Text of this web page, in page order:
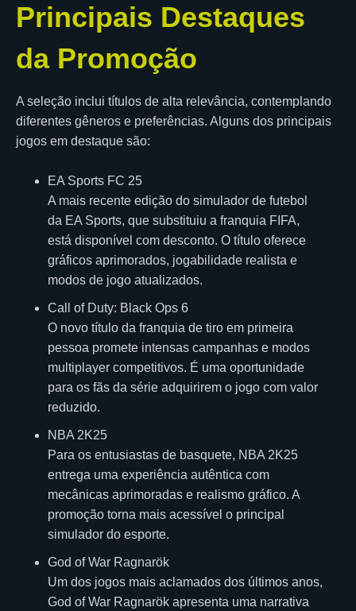
Principais Destaques
da Promoção
A seleção inclui títulos de alta relevância, contemplando
diferentes gêneros e preferências. Alguns dos principais
jogos em destaque são:
EA Sports FC 25
A mais recente edição do simulador de futebol
da EA Sports, que substituiu a franquia FIFA,
está disponível com desconto. O título oferece
gráficos aprimorados, jogabilidade realista e
modos de jogo atualizados.
Call of Duty: Black Ops 6
O novo título da franquia de tiro em primeira
pessoa promete intensas campanhas e modos
multiplayer competitivos. É uma oportunidade
para os fãs da série adquirirem o jogo com valor
reduzido.
NBA 2K25
Para os entusiastas de basquete, NBA 2K25
entrega uma experiência autêntica com
mecânicas aprimoradas e realismo gráfico. A
promoção torna mais acessível o principal
simulador do esporte.
God of War Ragnarök
Um dos jogos mais aclamados dos últimos anos,
God of War Ragnarök apresenta uma narrativa